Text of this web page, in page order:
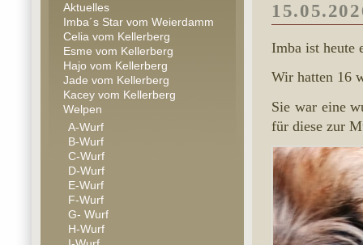
Imba ist heute
Wir hatten 16
Sie war eine
für diese zur
Aktuelles
Imba´s Star vom Weierdamm
Celia vom Kellerberg
Esme vom Kellerberg
Hajo vom Kellerberg
Jade vom Kellerberg
Kacey vom Kellerberg
Welpen
A-Wurf
B-Wurf
C-Wurf
D-Wurf
E-Wurf
F-Wurf
G- Wurf
H-Wurf